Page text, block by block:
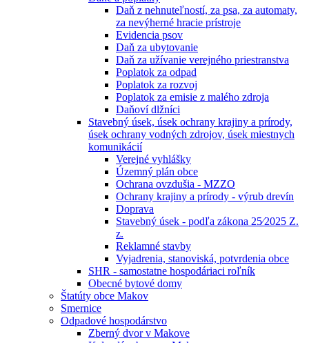
Daň z nehnuteľností, za psa, za automaty,
za nevýherné hracie prístroje
Evidencia psov
Daň za ubytovanie
Daň za užívanie verejného priestranstva
Poplatok za odpad
Poplatok za rozvoj
Poplatok za emisie z malého zdroja
Daňoví dlžníci
Stavebný úsek, úsek ochrany krajiny a prírody,
úsek ochrany vodných zdrojov, úsek miestnych
komunikácií
Verejné vyhlášky
Územný plán obce
Ochrana ovzdušia - MZZO
Ochrany krajiny a prírody - výrub drevín
Doprava
Stavebný úsek - podľa zákona 25⁄2025 Z.
z.
Reklamné stavby
Vyjadrenia, stanoviská, potvrdenia obce
SHR - samostatne hospodáriaci roľník
Obecné bytové domy
Štatúty obce Makov
Smernice
Odpadové hospodárstvo
Zberný dvor v Makove